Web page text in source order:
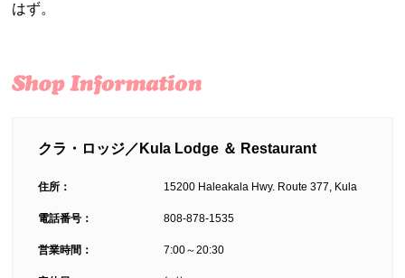
はず。
クラ・ロッジ／Kula Lodge ＆ Restaurant
住所： 15200 Haleakala Hwy. Route 377, Kula
電話番号： 808-878-1535
営業時間： 7:00～20:30